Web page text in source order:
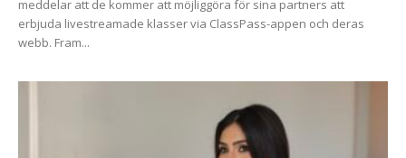
meddelar att de kommer att möjliggöra för sina partners att
erbjuda livestreamade klasser via ClassPass-appen och deras
webb. Fram...